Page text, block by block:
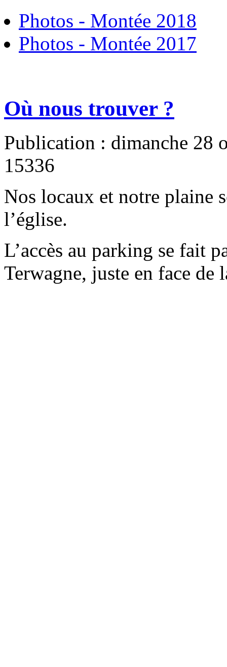
Photos - Montée 2018
Photos - Montée 2017
Où nous trouver ?
Publication : dimanche 28
15336
Nos locaux et notre plaine
l’église.
L’accès au parking se fait
Terwagne, juste en face de